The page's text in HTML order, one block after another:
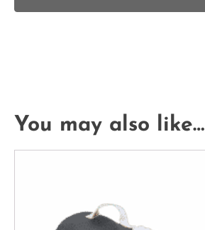
You may also like…